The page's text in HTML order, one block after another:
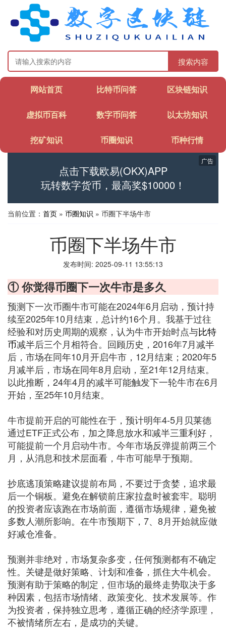
搜索内容
网站首页 比特币问答 区块链知识
虚拟币百科 数字币问答 以太坊知识
挖矿知识 币圈知识 币种行情
点击下载欧易(OKX)APP
玩转数字货币，最高奖$10000！
广告
当前位置： 首页 » 币圈知识 » 币圈下半场牛市
币圈下半场牛市
发布时间: 2025-09-11 13:55:13
① 你觉得币圈下一次牛市是多久
预测下一次币圈牛市可能在2024年6月启动，预计持
续至2025年10月结束，总计约16个月。我基于过往
经验和对历史周期的观察，认为牛市开始时点与比特
币减半后三个月相符合。回顾历史，2016年7月减半
后，市场在同年10月开启牛市，12月结束；2020年5
月减半后，市场在同年8月启动，至21年12月结束。
以此推断，24年4月的减半可能触发下一轮牛市在6月
开始，至25年10月结束。
牛市提前开启的可能性在于，预计明年4-5月贝莱德
通过ETF正式公布，加之降息放水和减半三重利好，
可能提前一个月启动牛市。今年市场反弹提前两三个
月，从消息和技术层面看，牛市可能早于预期。
抄底逃顶策略建议提前布局，不要过于贪婪，追求最
后一个铜板。避免在解锁前庄家拉盘时被套牢。聪明
的投资者应该跑在市场前面，遵循市场规律，避免被
多数人潮所影响。在牛市预期下，7、8月开始就应做
好减仓准备。
预测并非绝对，市场复杂多变，任何预测都有不确定
性。关键是做好策略、计划和准备，抓住大牛机会。
预测有助于策略的制定，但市场的最终走势取决于多
种因素，包括市场情绪、政策变化、技术发展等。作
为投资者，保持独立思考，遵循正确的经济学原理，
不被情绪所左右，是成功的关键。